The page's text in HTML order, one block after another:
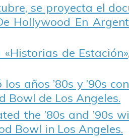
se proyecta el
Hollywood En
«Historias de
los años ’80s y ’90s
Bowl de Los Angeles.
the ’80s and ’90s
Bowl in Los Angeles.